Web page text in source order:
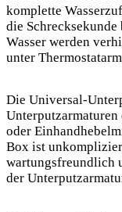
komplette
die
Wasser werden
unter
Die Universal-
Unterputzarmaturen
oder
Box ist
wartungsfreundlich
der